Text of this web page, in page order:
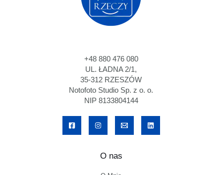
+48 880 476 080
UL. ŁADNA 2/1,
35-312 RZESZÓW
Notofoto Studio Sp. z o. o.
NIP 8133804144
O nas